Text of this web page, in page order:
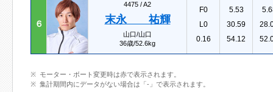
６
4475 /A2
末永 祐輝
山口/山口
36歳/52.6kg
F0
L0
0.16
5.53
30.59
54.12
モーター・ボート変更時は赤で表示されます。
集計期間内にデータがない場合は「-」で表示されます。